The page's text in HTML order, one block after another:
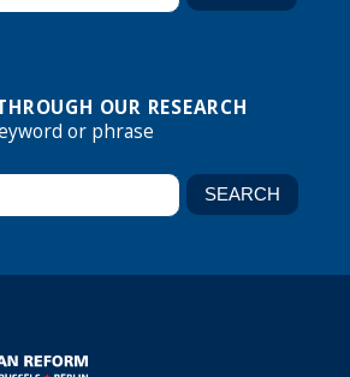
OUR RESEARCH
or phrase